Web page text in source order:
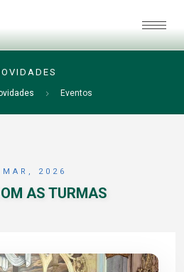
Eventos
MAR, 2026
AS TURMAS